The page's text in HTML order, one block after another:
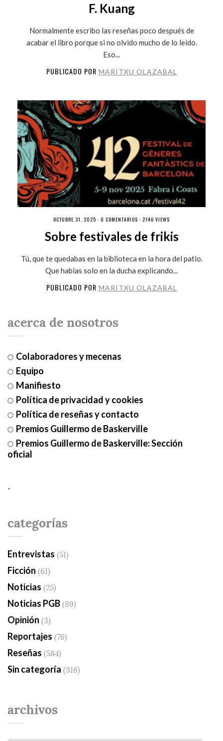
F. Kuang
Normalmente escribo las reseñas poco después de
acabar el libro porque si no olvido mucho de lo leído.
Eso...
PUBLICADO POR MARITXU OLAZABAL
OCTUBRE 31, 2025 · 0 COMENTARIOS · 2146 VIEWS
Sobre festivales de frikis
Tú, que te quedabas en la biblioteca en la hora del patio.
Que hablas solo en la ducha explicando...
PUBLICADO POR MARITXU OLAZABAL
acerca de nosotros
Colaboradores y mecenas
Equipo
Manifiesto
Política de privacidad y cookies
Política de reseñas y contacto
Premios Guillermo de Baskerville
Premios Guillermo de Baskerville: Sección
oficial
-
categorías
Entrevistas (51)
Ficción (61)
Noticias (25)
Noticias PGB(89)
Opinión (3)
Reportajes (76)
Reseñas (584)
Sin categoría (316)
archivos